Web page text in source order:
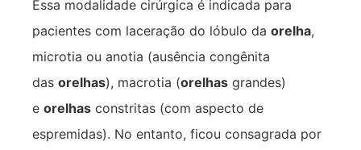
Essa modalidade cirúrgica é indicada para
pacientes com laceração do lóbulo da orelha,
microtia ou anotia (ausência congênita
das orelhas), macrotia (orelhas grandes)
e orelhas constritas (com aspecto de
espremidas). No entanto, ficou consagrada por